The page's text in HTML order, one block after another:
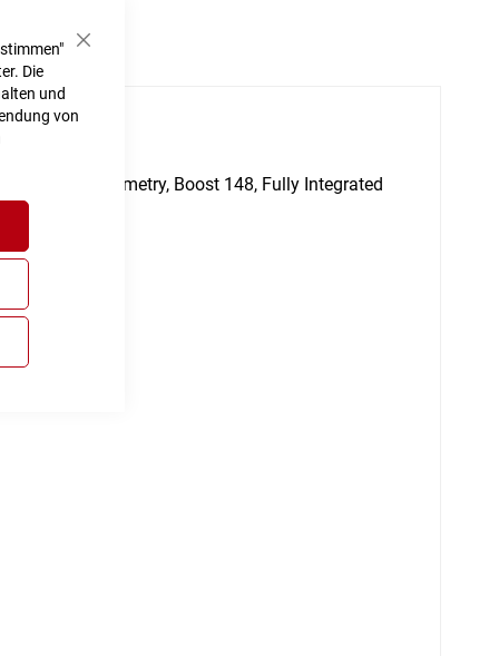
Schließen
Die
und
von
Comfort Geometry, Boost 148, Fully Integrated